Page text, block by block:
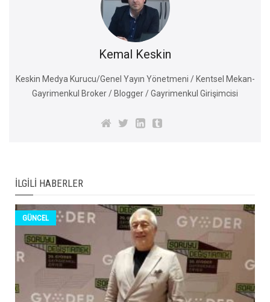
Kemal Keskin
Keskin Medya Kurucu/Genel Yayın Yönetmeni / Kentsel Mekan-
Gayrimenkul Broker / Blogger / Gayrimenkul Girişimcisi
İLGILI HABERLER
GÜNCEL